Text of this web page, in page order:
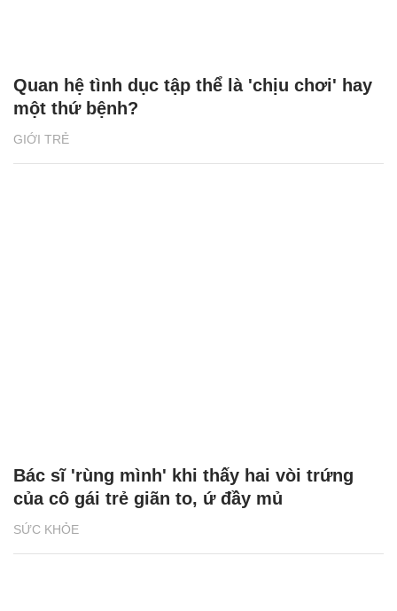
GIỚI TRẺ
Quan hệ tình dục tập thể là 'chịu chơi' hay
một thứ bệnh?
SỨC KHỎE
Bác sĩ 'rùng mình' khi thấy hai vòi trứng
của cô gái trẻ giãn to, ứ đầy mủ